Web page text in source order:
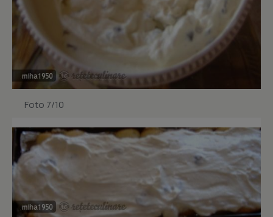
Foto 7/10